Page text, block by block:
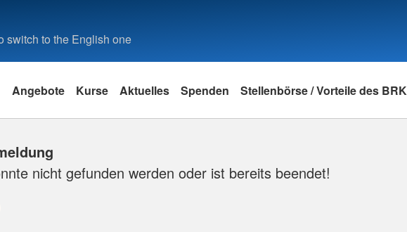
switch to the English one
Angebote Kurse Aktuelles Spenden Stellenbörse / Vorteile des BRK
nicht gefunden werden oder ist bereits beendet!